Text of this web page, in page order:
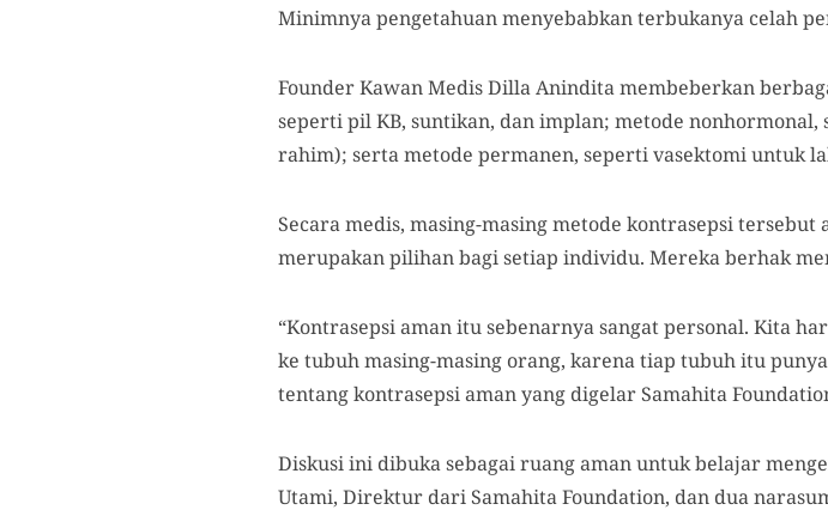
Minimnya pengetahuan menyebabkan terbukanya celah
Founder Kawan Medis Dilla Anindita membeberkan
seperti pil KB, suntikan, dan implan; metode
rahim); serta metode permanen, seperti vasektomi untuk
Secara medis, masing-masing metode kontrasepsi
merupakan pilihan bagi setiap individu. Mereka berhak
“Kontrasepsi aman itu sebenarnya sangat personal. Kita
ke tubuh masing-masing orang, karena tiap tubuh itu
tentang kontrasepsi aman yang digelar Samahita
Diskusi ini dibuka sebagai ruang aman untuk belajar
Utami, Direktur dari Samahita Foundation, dan dua